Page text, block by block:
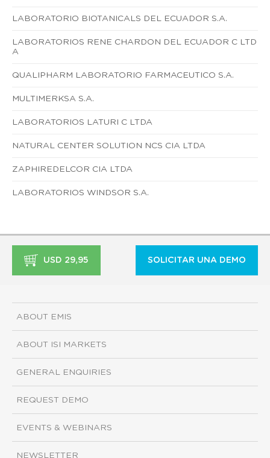
LABORATORIO BIOTANICALS DEL ECUADOR S.A.
LABORATORIOS RENE CHARDON DEL ECUADOR C LTD
A
QUALIPHARM LABORATORIO FARMACEUTICO S.A.
MULTIMERKSA S.A.
LABORATORIOS LATURI C LTDA
NATURAL CENTER SOLUTION NCS CIA LTDA
ZAPHIREDELCOR CIA LTDA
LABORATORIOS WINDSOR S.A.
USD 29,95 SOLICITAR UNA DEMO
ABOUT EMIS
ABOUT ISI MARKETS
GENERAL ENQUIRIES
REQUEST DEMO
EVENTS & WEBINARS
NEWSLETTER